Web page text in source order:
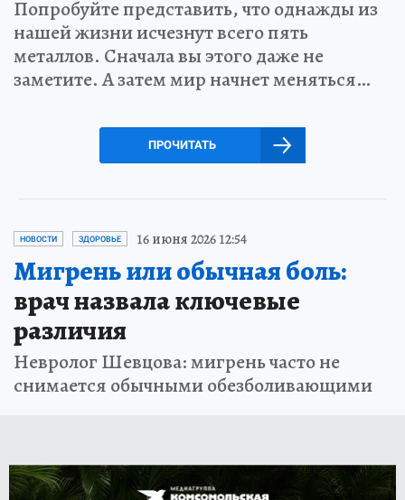
Попробуйте представить, что однажды из
нашей жизни исчезнут всего пять
металлов. Сначала вы этого даже не
заметите. А затем мир начнет меняться…
ПРОЧИТАТЬ
НОВОСТИ ЗДОРОВЬЕ 16 июня 2026 12:54
Мигрень или обычная боль:
врач назвала ключевые
различия
Невролог Шевцова: мигрень часто не
снимается обычными обезболивающими